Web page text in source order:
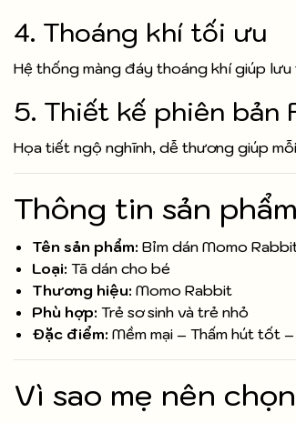
4. Thoáng khí tối ưu
Hệ thống màng đáy thoáng khí giúp
5. Thiết kế phiên bản
Họa tiết ngộ nghĩnh, dễ thương giúp
Thông tin sản
Tên sản phẩm: Bỉm dán Momo
Loại: Tã dán cho bé
Thương hiệu: Momo Rabbit
Phù hợp: Trẻ sơ sinh và trẻ nhỏ
Đặc điểm: Mềm mại – Thấm hút tốt
Vì sao mẹ nên